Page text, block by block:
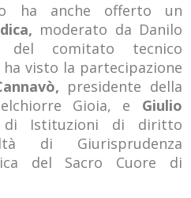
ha anche offerto un
moderato da Danilo
del comitato tecnico
visto la partecipazione
presidente della
Gioia, e Giulio
di Istituzioni di diritto
di Giurisprudenza
del Sacro Cuore di